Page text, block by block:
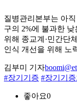
질병관리본부는 아
구의 2%에 불과한
위해 종교계·민간단
인식 개선을 위해 노
김부미 기자
#장기기증 #장기기
좋아요0